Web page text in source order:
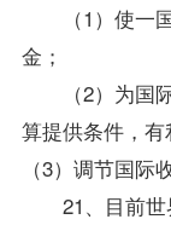
（1）使一国
金；
（2）为国际
算提供条件，
（3）调节国际
21、目前世